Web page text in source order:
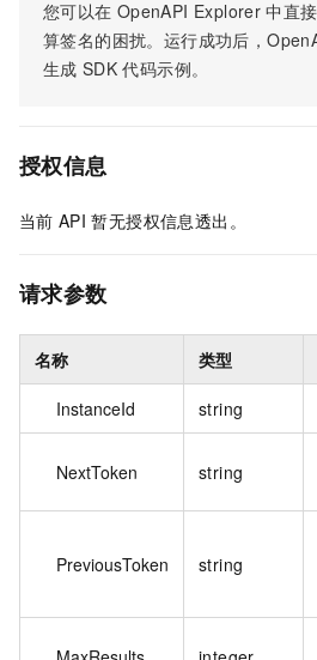
您可以在 OpenAPI Explorer 中直
算签名的困扰。运行成功后，
生成 SDK 代码示例。
授权信息
当前 API 暂无授权信息透出。
请求参数
名称 类型
InstanceId string
NextToken string
PreviousToken string